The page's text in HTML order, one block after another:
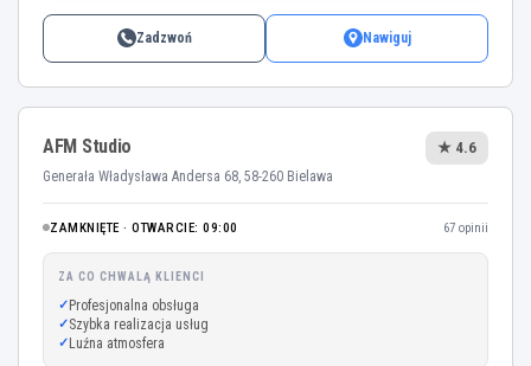
Zadzwoń Nawiguj
AFM Studio
Generała Władysława Andersa 68, 58-260 Bielawa
★ 4.6
ZAMKNIĘTE · OTWARCIE: 09:00 67 opinii
ZA CO CHWALĄ KLIENCI
Profesjonalna obsługa
Szybka realizacja usług
Luźna atmosfera